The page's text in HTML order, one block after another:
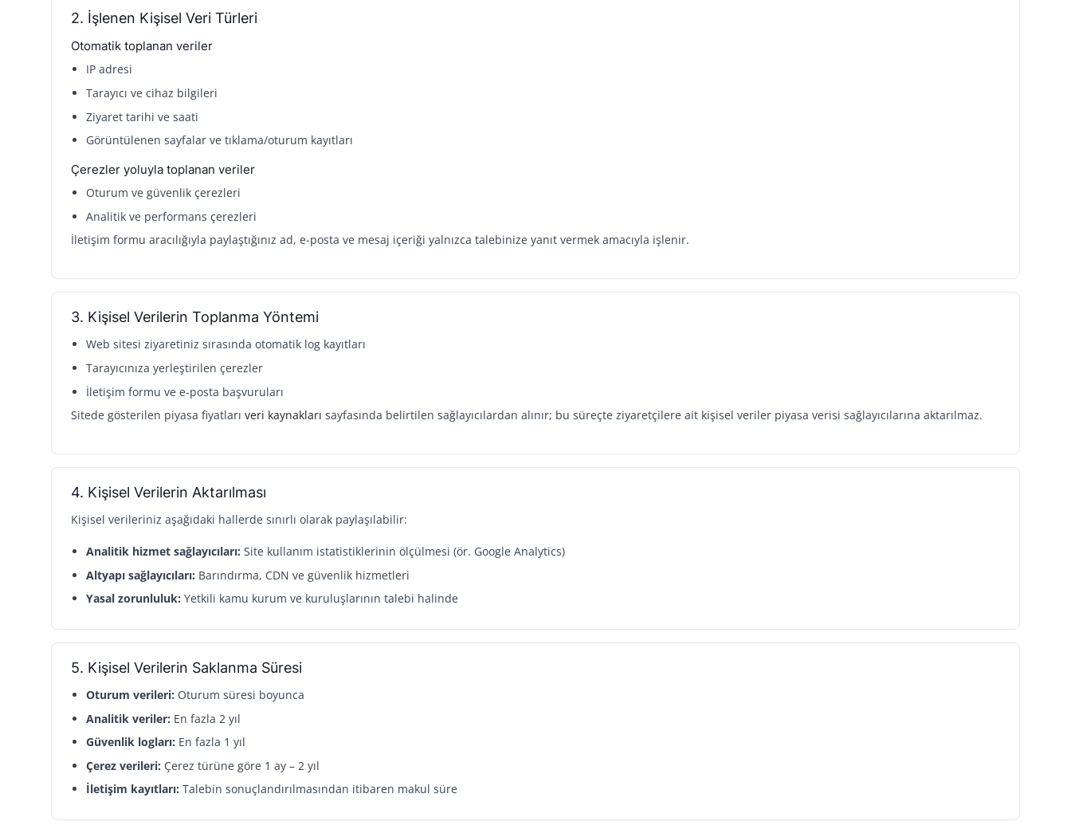
2. İşlenen Kişisel Veri Türleri
Otomatik toplanan veriler
IP adresi
Tarayıcı ve cihaz bilgileri
Ziyaret tarihi ve saati
Görüntülenen sayfalar ve tıklama/oturum kayıtları
Çerezler yoluyla toplanan veriler
Oturum ve güvenlik çerezleri
Analitik ve performans çerezleri
İletişim formu aracılığıyla paylaştığınız ad, e-posta ve mesaj içeriği yalnızca talebinize yanıt vermek amacıyla işlenir.
3. Kişisel Verilerin Toplanma Yöntemi
Web sitesi ziyaretiniz sırasında otomatik log kayıtları
Tarayıcınıza yerleştirilen çerezler
İletişim formu ve e-posta başvuruları
Sitede gösterilen piyasa fiyatları veri kaynakları sayfasında belirtilen sağlayıcılardan alınır; bu süreçte ziyaretçilere ait kişisel veriler piyasa verisi sağlayıcılarına aktarılmaz.
4. Kişisel Verilerin Aktarılması
Kişisel verileriniz aşağıdaki hallerde sınırlı olarak paylaşılabilir:
Analitik hizmet sağlayıcıları: Site kullanım istatistiklerinin ölçülmesi (ör. Google Analytics)
Altyapı sağlayıcıları: Barındırma, CDN ve güvenlik hizmetleri
Yasal zorunluluk: Yetkili kamu kurum ve kuruluşlarının talebi halinde
5. Kişisel Verilerin Saklanma Süresi
Oturum verileri: Oturum süresi boyunca
Analitik veriler: En fazla 2 yıl
Güvenlik logları: En fazla 1 yıl
Çerez verileri: Çerez türüne göre 1 ay – 2 yıl
İletişim kayıtları: Talebin sonuçlandırılmasından itibaren makul süre